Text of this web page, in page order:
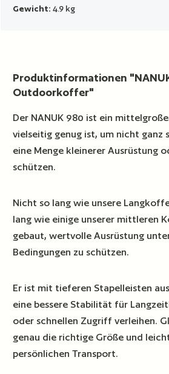
Gewicht:4.9 kg
Produktinformationen
Outdoorkoffer"
Der NANUK 980 ist ein
vielseitig genug ist, um nicht ganz
eine Menge kleinerer Ausrüstung
schützen.
Nicht so lang wie unsere
lang wie einige unserer mittleren
gebaut, wertvolle Ausrüstung
Bedingungen zu schützen.
Er ist mit tieferen Stapelleisten
eine bessere Stabilität für
oder schnellen Zugriff verleihen.
genau die richtige Größe und
persönlichen Transport.